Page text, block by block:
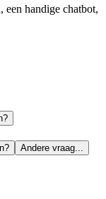
handige chatbot,
Andere vraag...